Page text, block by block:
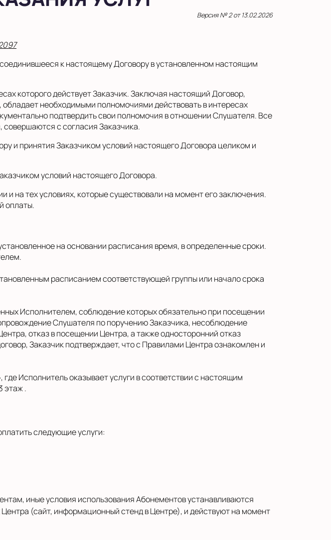
Версия № 2 от 13.02.2026
к настоящему Договору в установленном настоящим
которого действует Заказчик. Заключая настоящий Договор,
необходимыми полномочиями действовать в интересах
подтвердить свои полномочия в отношении Слушателя. Все
с согласия Заказчика.
и принятия Заказчиком условий настоящего Договора целиком и
условий настоящего Договора.
на тех условиях, которые существовали на момент его заключения.
оплаты.
на основании расписания время, в определенные сроки.
расписанием соответствующей группы или начало срока
Исполнителем, соблюдение которых обязательно при посещении
Слушателя по поручению Заказчика, несоблюдение
отказ в посещении Центра, а также односторонний отказ
Заказчик подтверждает, что с Правилами Центра ознакомлен и
Исполнитель оказывает услуги в соответствии с настоящим
этаж .
следующие услуги:
иные условия использования Абонементов устанавливаются
(сайт, информационный стенд в Центре), и действуют на момент